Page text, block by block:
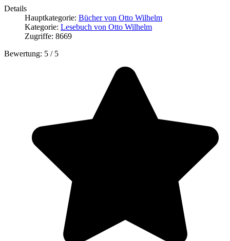
Details
Hauptkategorie: Bücher von Otto Wilhelm
Kategorie: Lesebuch von Otto Wilhelm
Zugriffe: 8669
Bewertung: 5 / 5